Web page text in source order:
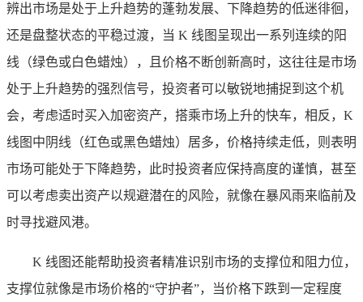
辨出市场是处于上升趋势的蓬勃发展、下降趋势的低迷徘徊，
还是盘整状态的平稳过渡，当 K 线图呈现出一系列连续的阳
线（绿色或白色蜡烛），且价格不断创新高时，这往往是市场
处于上升趋势的强烈信号，投资者可以敏锐地捕捉到这个机
会，考虑适时买入加密资产，搭乘市场上升的快车，相反，K
线图中阴线（红色或黑色蜡烛）居多，价格持续走低，则表明
市场可能处于下降趋势，此时投资者应保持高度的谨慎，甚至
可以考虑卖出资产以规避潜在的风险，就像在暴风雨来临前及
时寻找避风港。
K 线图还能帮助投资者精准识别市场的支撑位和阻力位，
支撑位就像是市场价格的“守护者”，当价格下跌到一定程度